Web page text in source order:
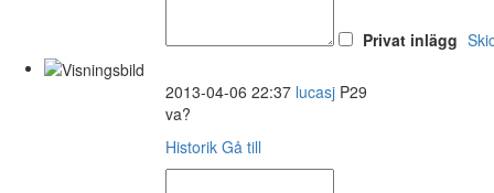
Privat inlägg
2013-04-06 22:37 lucasj P29
va?
Historik Gå till